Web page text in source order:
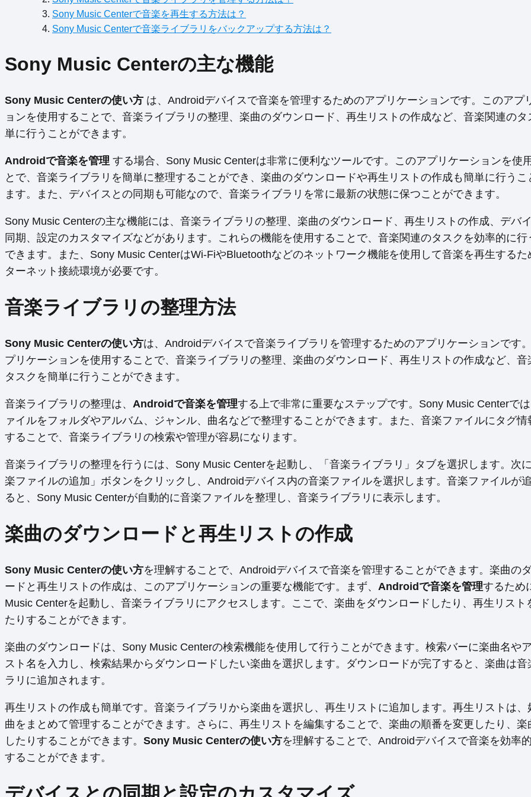
Sony Music Centerで音楽を再生する方法は？
Sony Music Centerで音楽ライブラリをバックアップする方法は？
Sony Music Centerの主な機能
Sony Music Centerの使い方 は、Androidデバイスで音楽を管理するためのアプリケーションです。このアプ
ョンを使用することで、音楽ライブラリの整理、楽曲のダウンロード、再生リストの作成など、音楽関連のタ
単に行うことができます。
Androidで音楽を管理 する場合、Sony Music Centerは非常に便利なツールです。このアプリケーションを使
とで、音楽ライブラリを簡単に整理することができ、楽曲のダウンロードや再生リストの作成も簡単に行うこ
ます。また、デバイスとの同期も可能なので、音楽ライブラリを常に最新の状態に保つことができます。
Sony Music Centerの主な機能には、音楽ライブラリの整理、楽曲のダウンロード、再生リストの作成、デバ
同期、設定のカスタマイズなどがあります。これらの機能を使用することで、音楽関連のタスクを効率的に行
できます。また、Sony Music CenterはWi-FiやBluetoothなどのネットワーク機能を使用して音楽を再生するた
ターネット接続環境が必要です。
音楽ライブラリの整理方法
Sony Music Centerの使い方は、Androidデバイスで音楽ライブラリを管理するためのアプリケーションです
プリケーションを使用することで、音楽ライブラリの整理、楽曲のダウンロード、再生リストの作成など、音
タスクを簡単に行うことができます。
音楽ライブラリの整理は、 Androidで音楽を管理する上で非常に重要なステップです。Sony Music Centerで
ァイルをフォルダやアルバム、ジャンル、曲名などで整理することができます。また、音楽ファイルにタグ情
することで、音楽ライブラリの検索や管理が容易になります。
音楽ライブラリの整理を行うには、Sony Music Centerを起動し、「音楽ライブラリ」タブを選択します。次
楽ファイルの追加」ボタンをクリックし、Androidデバイス内の音楽ファイルを選択します。音楽ファイルが
ると、Sony Music Centerが自動的に音楽ファイルを整理し、音楽ライブラリに表示します。
楽曲のダウンロードと再生リストの作成
Sony Music Centerの使い方を理解することで、Androidデバイスで音楽を管理することができます。楽曲の
ードと再生リストの作成は、このアプリケーションの重要な機能です。まず、 Androidで音楽を管理するため
Music Centerを起動し、音楽ライブラリにアクセスします。ここで、楽曲をダウンロードしたり、再生リスト
たりすることができます。
楽曲のダウンロードは、Sony Music Centerの検索機能を使用して行うことができます。検索バーに楽曲名や
スト名を入力し、検索結果からダウンロードしたい楽曲を選択します。ダウンロードが完了すると、楽曲は音
ラリに追加されます。
再生リストの作成も簡単です。音楽ライブラリから楽曲を選択し、再生リストに追加します。再生リストは、
曲をまとめて管理することができます。さらに、再生リストを編集することで、楽曲の順番を変更したり、楽
したりすることができます。 Sony Music Centerの使い方を理解することで、Androidデバイスで音楽を効率
することができます。